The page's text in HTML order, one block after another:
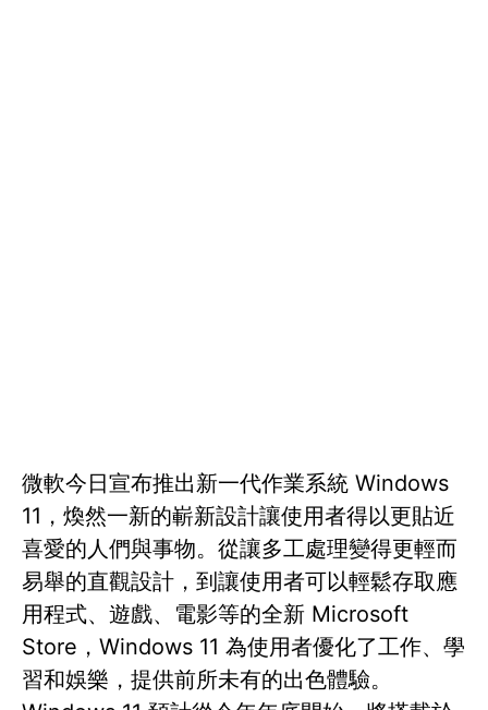
微軟今日宣布推出新一代作業系統 Windows
11，煥然一新的嶄新設計讓使用者得以更貼近
喜愛的人們與事物。從讓多工處理變得更輕而
易舉的直觀設計，到讓使用者可以輕鬆存取應
用程式、遊戲、電影等的全新 Microsoft
Store，Windows 11 為使用者優化了工作、學
習和娛樂，提供前所未有的出色體驗。